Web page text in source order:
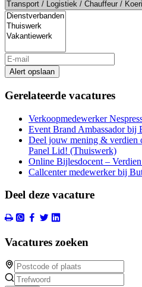
Alert opslaan
Gerelateerde vacatures
Verkoopmedewerker
Event Brand Ambassador bij
Deel jouw mening & verdien
Panel Lid! (Thuiswerk)
Online Bijlesdocent –
Callcenter medewerker bij
Deel deze vacature
Vacatures zoeken